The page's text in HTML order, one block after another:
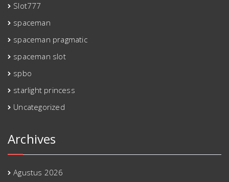
Slot777
spaceman
spaceman pragmatic
spaceman slot
spbo
starlight princess
Uncategorized
Archives
Agustus 2026